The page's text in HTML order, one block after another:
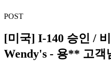
POST
[미국] I-140 승인 /
Wendy's - 용** 고객